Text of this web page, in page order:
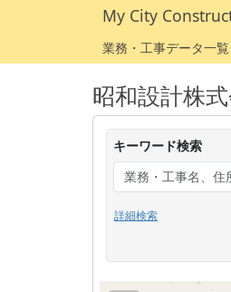
My City
業務・工事データ一覧
昭和設計株
キーワード検索
詳細検索